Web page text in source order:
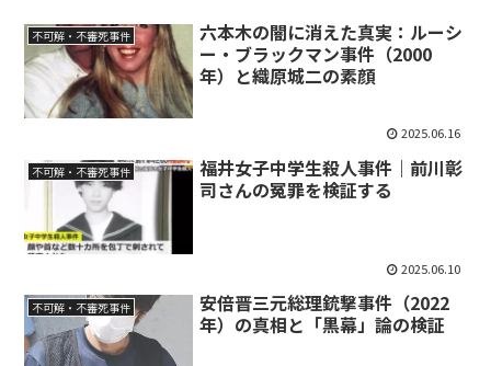
不可解・不審死事件
六本木の闇に消えた真実：ルーシ
ー・ブラックマン事件（2000
年）と織原城二の素顔
2025.06.16
不可解・不審死事件
福井女子中学生殺人事件｜前川彰
司さんの冤罪を検証する
2025.06.10
不可解・不審死事件
安倍晋三元総理銃撃事件（2022
年）の真相と「黒幕」論の検証